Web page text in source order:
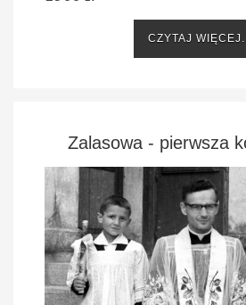
CZYTAJ WIĘCEJ...
Zalasowa - pierwsza